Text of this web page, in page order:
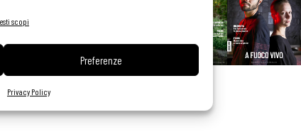
scopi
Preferenze
Privacy Policy